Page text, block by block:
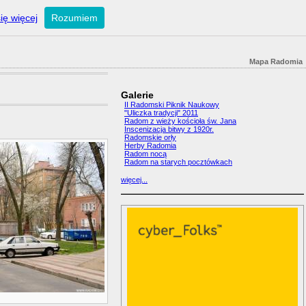
Mapa Radomia
Galerie
II Radomski Piknik Naukowy
"Uliczka tradycji" 2011
Radom z wieży kościoła św. Jana
Inscenizacja bitwy z 1920r.
Radomskie orły
Herby Radomia
Radom nocą
Radom na starych pocztówkach
więcej...
więcej Rozumiem